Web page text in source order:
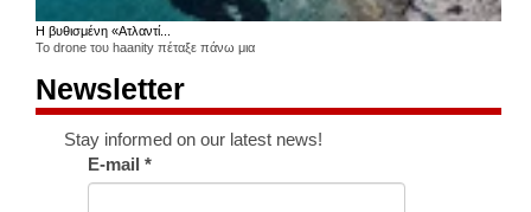
Η βυθισμένη «Ατλαντί...
Το drone του haanity πέταξε πάνω μια
Newsletter
Stay informed on our latest news!
E-mail*